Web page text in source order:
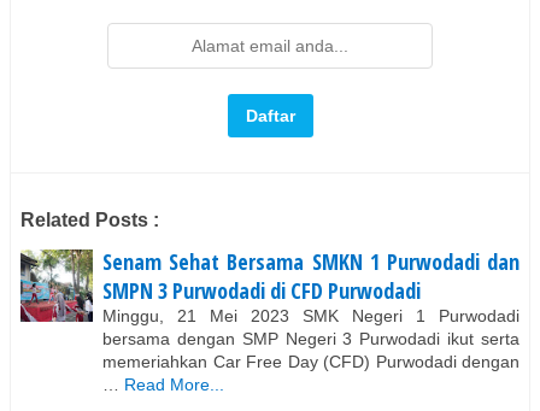
Related Posts :
Senam Sehat Bersama SMKN 1 Purwodadi dan
SMPN 3 Purwodadi di CFD Purwodadi
Minggu, 21 Mei 2023 SMK Negeri 1 Purwodadi
bersama dengan SMP Negeri 3 Purwodadi ikut serta
memeriahkan Car Free Day (CFD) Purwodadi dengan
Read More...